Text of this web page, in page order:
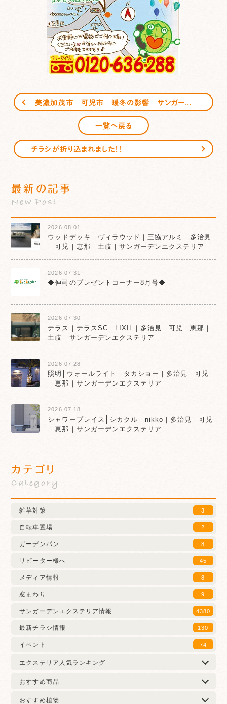
一覧へ戻る
チラシが折り込まれました！！
最新の記事
New Post
2026.08.01
ウッドデッキ｜ヴィラウッド｜三協アルミ｜多治見
｜可児｜恵那｜土岐｜サンガーデンエクステリア
2026.07.31
◆伸司のプレゼントコーナー8月号◆
2026.07.30
テラス｜テラスSC｜LIXIL｜多治見｜可児｜恵那｜
土岐｜サンガーデンエクステリア
2026.07.28
照明│ウォールライト｜タカショー｜多治見｜可児
｜恵那｜サンガーデンエクステリア
2026.07.18
シャワープレイス│シカクル｜nikko｜多治見｜可児
｜恵那｜サンガーデンエクステリア
カテゴリ
Category
雑草対策 3
自転車置場 2
ガーデンパン 8
リピーター様へ 45
メディア情報 8
窓まわり 9
サンガーデンエクステリア情報 4380
最新チラシ情報 130
イベント 74
エクステリア人気ランキング
おすすめ商品
おすすめ植物